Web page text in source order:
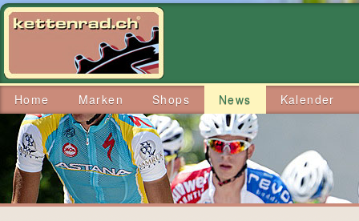
Home Marken Shops News Kalender